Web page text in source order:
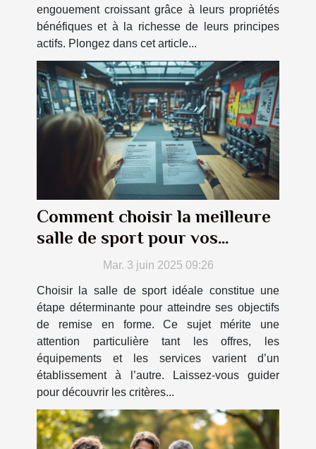
engouement croissant grâce à leurs propriétés
bénéfiques et à la richesse de leurs principes
actifs. Plongez dans cet article...
Comment choisir la meilleure
salle de sport pour vos
objectifs de fitness
Mar. 3 juin 2025 09:26
Choisir la salle de sport idéale constitue une
étape déterminante pour atteindre ses objectifs
de remise en forme. Ce sujet mérite une
attention particulière tant les offres, les
équipements et les services varient d’un
établissement à l’autre. Laissez-vous guider
pour découvrir les critères...